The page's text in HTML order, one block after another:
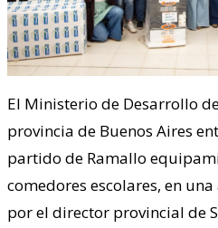
El Ministerio de Desarrollo
provincia de Buenos Aires
partido de Ramallo
comedores escolares, en
por el director provincial de